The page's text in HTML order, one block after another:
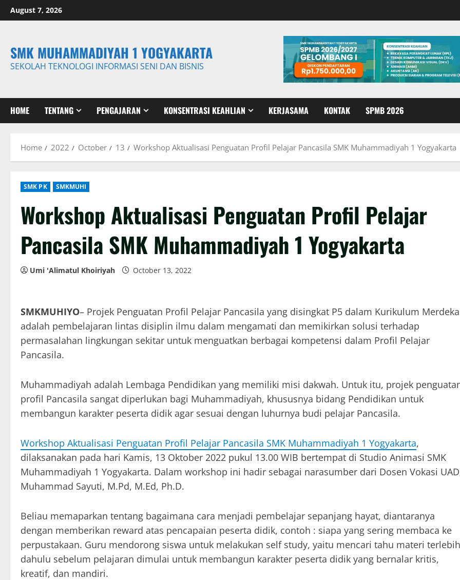
Skip
to
August 7, 2026
SMK MUHAMMADIYAH 1 YOGYAKARTA
SEKOLAH TEKNOLOGI INFORMASI SENI DAN BISNIS
HOME TENTANG PENGAJARAN KONSENTRASI KEAHLIAN KERJASAMA KONTAK SPMB 2026
Home 2022 October 13 Workshop Aktualisasi Penguatan Profil Pelajar Pancasila SMK Muhammadiyah 1 Yogyakarta
SMK PK SMKMUHI
Workshop Aktualisasi Penguatan Profil Pelajar
Pancasila SMK Muhammadiyah 1 Yogyakarta
Umi 'Alimatul Khoiriyah October 13, 2022
SMKMUHIYO– Projek Penguatan Profil Pelajar Pancasila yang disingkat P5 dalam Kurikulum Merdeka
adalah pembelajaran lintas disiplin ilmu dalam mengamati dan memikirkan solusi terhadap
permasalahan lingkungan sekitar untuk menguatkan berbagai kompetensi dalam Profil Pelajar
Pancasila.
Muhammadiyah adalah Lembaga Pendidikan yang memiliki misi dakwah. Untuk itu, projek
profil Pancasila sangat diperlukan bagi Muhammadiyah, khususnya bidang Pendidikan untuk
membangun karakter peserta didik agar sesuai dengan luhurnya budi pelajar Pancasila.
Workshop Aktualisasi Penguatan Profil Pelajar Pancasila SMK Muhammadiyah 1 Yogyakarta,
dilaksanakan pada hari Kamis, 13 Oktober 2022 pukul 13.00 WIB bertempat di Studio Animasi SMK
Muhammadiyah 1 Yogyakarta. Dalam workshop ini hadir sebagai narasumber dari Dosen Vokasi
Muhammad Sayuti, M.Pd, M.Ed, Ph.D.
Beliau memaparkan tentang bagaimana cara menjadi pembelajar sepanjang hayat, diantaranya
dengan memberikan reward atas pencapaian peserta didik, contoh : siapa yang sering membaca ke
perpustakaan. Guru mendorong siswa untuk melakukan self study, yaitu mencari tahu materi terlebih
dahulu sebelum pelajaran dimulai untuk membangun karakter peserta didik yang bernalar kritis,
kreatif, dan mandiri.